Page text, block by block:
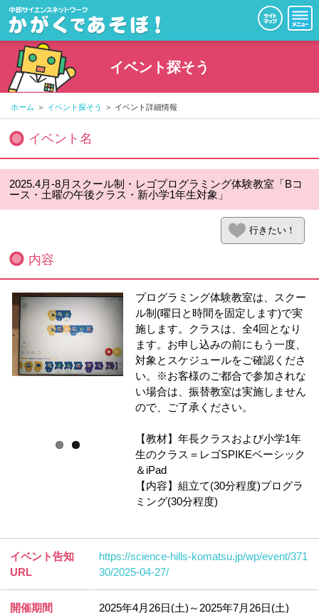
イベント探そう
ホーム イベント探そう イベント詳細情報
イベント名
2025.4月-8月スクール制・レゴプログラミング体験教室「Bコ
ース・土曜の午後クラス・新小学1年生対象」
行きたい！
内容
プログラミング体験教室は、スクー
ル制(曜日と時間を固定します)で実
施します。クラスは、全4回となり
ます。お申し込みの前にもう一度、
対象とスケジュールをご確認くださ
い。※お客様のご都合で参加されな
い場合は、振替教室は実施しません
ので、ご了承ください。
【教材】年長クラスおよび小学1年
生のクラス＝レゴSPIKEベーシック
＆iPad
【内容】組立て(30分程度)プログラ
ミング(30分程度)
イベント告知
URL
https://science-hills-komatsu.jp/wp/event/371
30/2025-04-27/
開催期間
2025年4月26日(土)～2025年7月26日(土)